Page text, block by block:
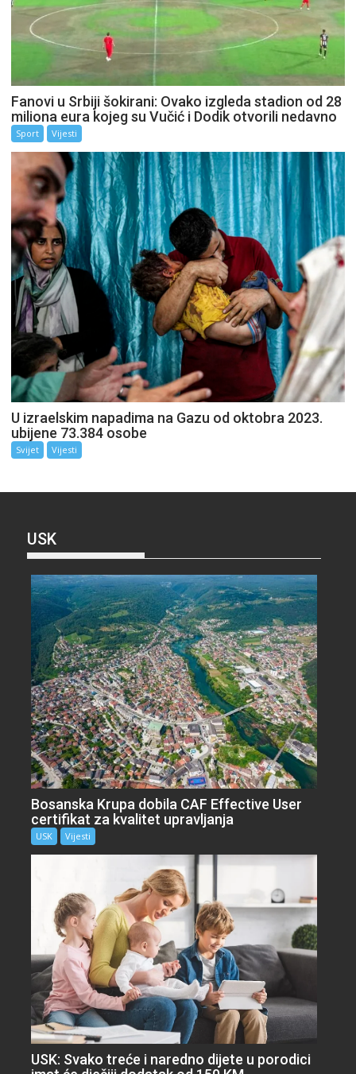
Fanovi u Srbiji šokirani: Ovako izgleda stadion od 28
miliona eura kojeg su Vučić i Dodik otvorili nedavno
Sport Vijesti
U izraelskim napadima na Gazu od oktobra 2023.
ubijene 73.384 osobe
Svijet Vijesti
USK
Bosanska Krupa dobila CAF Effective User
certifikat za kvalitet upravljanja
USK Vijesti
USK: Svako treće i naredno dijete u porodici